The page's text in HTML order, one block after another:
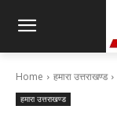
Home हमारा उत्तराखण्ड
हमारा उत्तराखण्ड